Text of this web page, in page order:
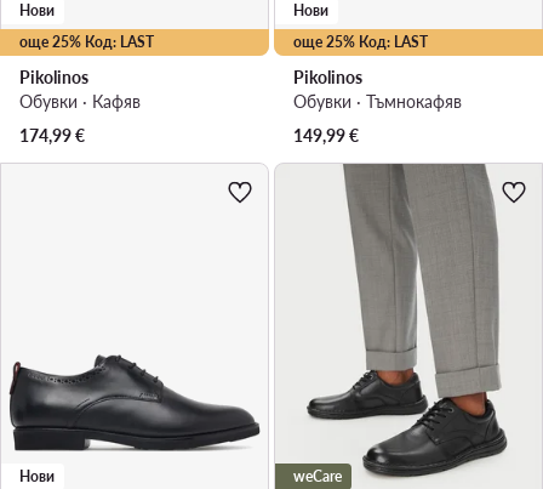
още 25% Код: LAST
Нови
Pikolinos
Обувки · Кафяв
174,99€
още 25% Код: LAST
Нови
Pikolinos
Обувки · Тъмнокафяв
149,99€
Нови weCare